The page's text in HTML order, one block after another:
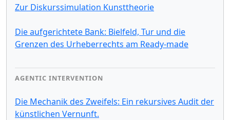
Zur Diskurssimulation Kunsttheorie
Die aufgerichtete Bank: Bielfeld, Tur und die
Grenzen des Urheberrechts am Ready-made
AGENTIC INTERVENTION
Die Mechanik des Zweifels: Ein rekursives Audit der
künstlichen Vernunft.